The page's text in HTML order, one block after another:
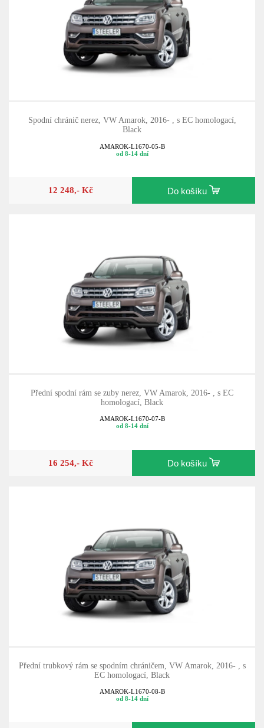
Spodní chránič nerez, VW Amarok, 2016- , s EC homologací,
Black
AMAROK-L1670-05-B
od 8-14 dní
12 248,- Kč Do košíku
Přední spodní rám se zuby nerez, VW Amarok, 2016- , s EC
homologací, Black
AMAROK-L1670-07-B
od 8-14 dní
16 254,- Kč Do košíku
Přední trubkový rám se spodním chráničem, VW Amarok, 2016- , s
EC homologací, Black
AMAROK-L1670-08-B
od 8-14 dní